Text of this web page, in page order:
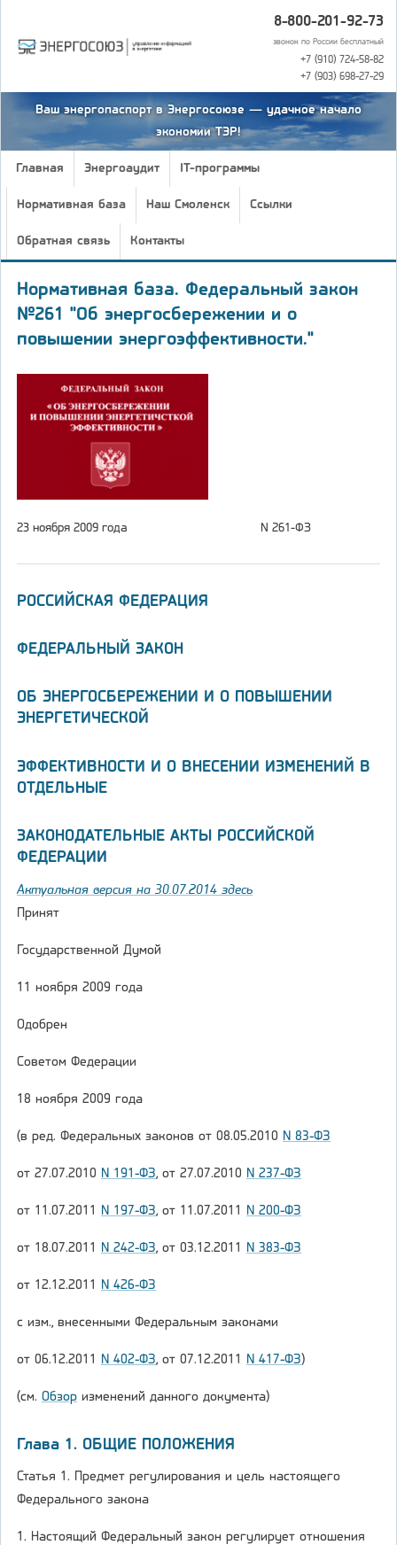
8-800-201-92-73
звонок по России бесплатный
+7 (910) 724-58-82
+7 (903) 698-27-29
Ваш энергопаспорт в Энергосоюзе — удачное начало
экономии ТЭР!
Главная Энергоаудит IT-программы
Нормативная база Наш Смоленск Ссылки
Обратная связь Контакты
Нормативная база. Федеральный закон
№261 "Об энергосбережении и о
повышении энергоэффективности."
23 ноября 2009 года N 261-ФЗ
РОССИЙСКАЯ ФЕДЕРАЦИЯ
ФЕДЕРАЛЬНЫЙ ЗАКОН
ОБ ЭНЕРГОСБЕРЕЖЕНИИ И О ПОВЫШЕНИИ
ЭНЕРГЕТИЧЕСКОЙ
ЭФФЕКТИВНОСТИ И О ВНЕСЕНИИ ИЗМЕНЕНИЙ В
ОТДЕЛЬНЫЕ
ЗАКОНОДАТЕЛЬНЫЕ АКТЫ РОССИЙСКОЙ
ФЕДЕРАЦИИ
Актуальная версия на 30.07.2014 здесь
Принят
Государственной Думой
11 ноября 2009 года
Одобрен
Советом Федерации
18 ноября 2009 года
(в ред. Федеральных законов от 08.05.2010 N 83-ФЗ
от 27.07.2010 N 191-ФЗ, от 27.07.2010 N 237-ФЗ
от 11.07.2011 N 197-ФЗ, от 11.07.2011 N 200-ФЗ
от 18.07.2011 N 242-ФЗ, от 03.12.2011 N 383-ФЗ
от 12.12.2011 N 426-ФЗ
с изм., внесенными Федеральным законами
от 06.12.2011 N 402-ФЗ, от 07.12.2011 N 417-ФЗ)
(см. Обзор изменений данного документа)
Глава 1. ОБЩИЕ ПОЛОЖЕНИЯ
Статья 1. Предмет регулирования и цель настоящего
Федерального закона
1. Настоящий Федеральный закон регулирует отношения